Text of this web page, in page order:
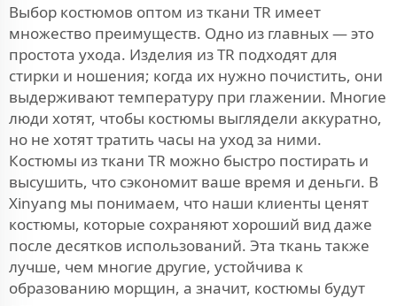
Выбор костюмов оптом из ткани TR имеет
множество преимуществ. Одно из главных — это
простота ухода. Изделия из TR подходят для
стирки и ношения; когда их нужно почистить, они
выдерживают температуру при глажении. Многие
люди хотят, чтобы костюмы выглядели аккуратно,
но не хотят тратить часы на уход за ними.
Костюмы из ткани TR можно быстро постирать и
высушить, что сэкономит ваше время и деньги. В
Xinyang мы понимаем, что наши клиенты ценят
костюмы, которые сохраняют хороший вид даже
после десятков использований. Эта ткань также
лучше, чем многие другие, устойчива к
образованию морщин, а значит, костюмы будут